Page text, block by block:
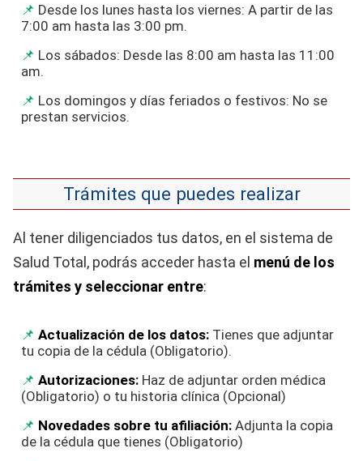
Desde los lunes hasta los viernes: A partir de las
7:00 am hasta las 3:00 pm.
Los sábados: Desde las 8:00 am hasta las 11:00
am.
Los domingos y días feriados o festivos: No se
prestan servicios.
Trámites que puedes realizar
Al tener diligenciados tus datos, en el sistema de
Salud Total, podrás acceder hasta el menú de los
trámites y seleccionar entre:
Actualización de los datos: Tienes que adjuntar
tu copia de la cédula (Obligatorio).
Autorizaciones: Haz de adjuntar orden médica
(Obligatorio) o tu historia clínica (Opcional)
Novedades sobre tu afiliación: Adjunta la copia
de la cédula que tienes (Obligatorio)